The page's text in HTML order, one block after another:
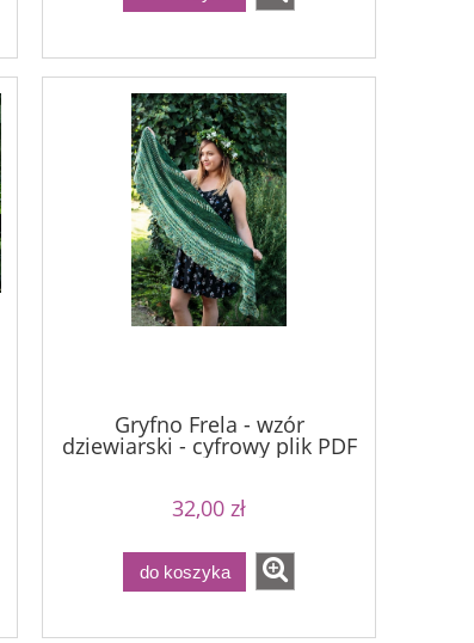
Gryfno Frela - wzór
dziewiarski - cyfrowy plik PDF
32,00 zł
do koszyka